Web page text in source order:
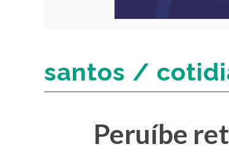
santos /
Peruíbe